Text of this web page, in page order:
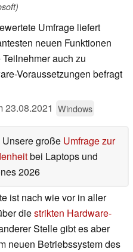
Umfrage liefert
neuen Funktionen
auch zu
Voraussetzungen befragt
23.08.2021 Windows
Unsere große Umfrage zur
bei Laptops und
2026
ist nach wie vor in aller
diestrikten Hardware-
Stelle gibt es aber
neuen Betriebssystem des